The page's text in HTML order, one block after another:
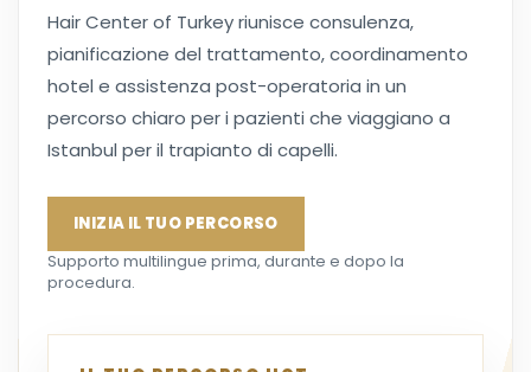
Hair Center of Turkey riunisce consulenza,
pianificazione del trattamento, coordinamento
hotel e assistenza post-operatoria in un
percorso chiaro per i pazienti che viaggiano a
Istanbul per il trapianto di capelli.
INIZIA IL TUO PERCORSO
Supporto multilingue prima, durante e dopo la
procedura.